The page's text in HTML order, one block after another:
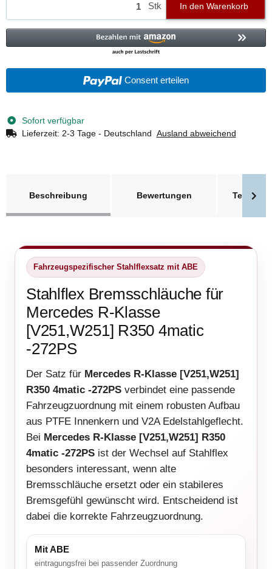
Stk In den Warenkorb
Consent erteilen
Sofort verfügbar
Lieferzeit: 2-3 Tage - Deutschland Ausland abweichend
Beschreibung
Bewertungen
Fahrzeugspezifischer Stahlflexsatz mit ABE
Stahlflex Bremsschläuche für
Mercedes R-Klasse
[V251,W251] R350 4matic
-272PS
Der Satz für Mercedes R-Klasse [V251,W251]
R350 4matic -272PS verbindet eine passende
Fahrzeugzuordnung mit einem robusten Aufbau
aus PTFE Innenkern und V2A Edelstahlgeflecht.
Bei Mercedes R-Klasse [V251,W251] R350
4matic -272PS ist der Wechsel auf Stahlflex
besonders interessant, wenn alte
Bremsschläuche ersetzt oder ein stabileres
Bremsgefühl gewünscht wird. Entscheidend ist
dabei die korrekte Fahrzeugzuordnung.
Mit ABE
eintragungsfrei bei passender Zuordnung